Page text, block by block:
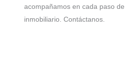
acompañamos en cada paso
inmobiliario. Contáctanos.